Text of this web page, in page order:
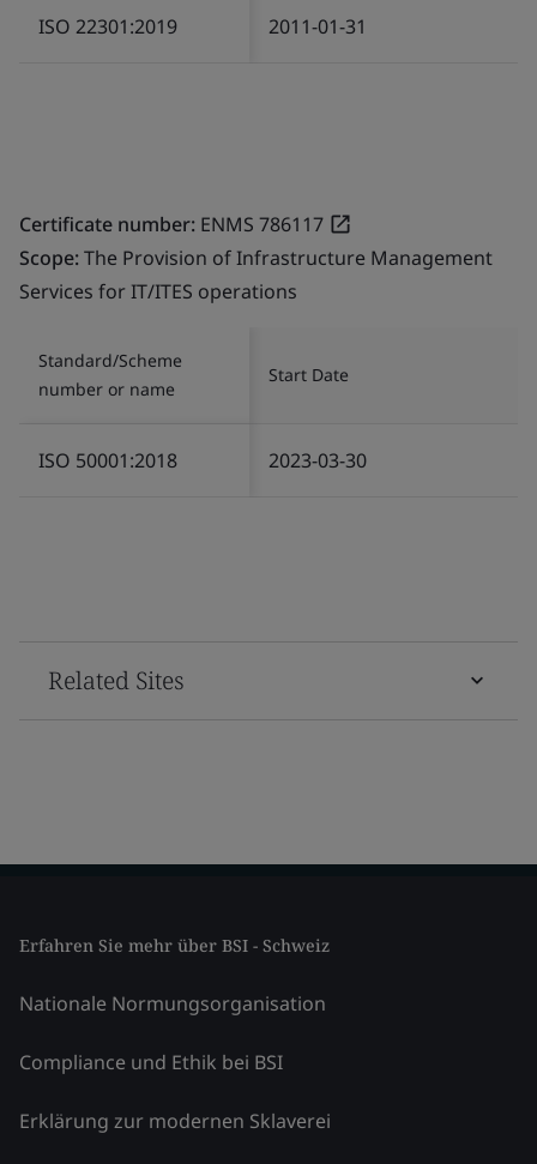
ISO 22301:2019 2011-01-31
Certificate number: ENMS 786117
Scope:The Provision of Infrastructure Management
Services for IT/ITES operations
Standard/Scheme
number or name
Start Date
ISO 50001:2018 2023-03-30
Related Sites
Erfahren Sie mehr über BSI - Schweiz
Nationale Normungsorganisation
Compliance und Ethik bei BSI
Erklärung zur modernen Sklaverei